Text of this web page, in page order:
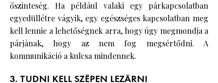
őszinteség. Ha például valaki egy párkapcsolatban
egyedüllétre vágyik, egy egészséges kapcsolatban meg
kell lennie a lehetőségnek arra, hogy úgy megmondja a
párjának, hogy az nem fog megsértődni. A
kommunikáció a kulcsa mindennek.
3. TUDNI KELL SZÉPEN LEZÁRNI